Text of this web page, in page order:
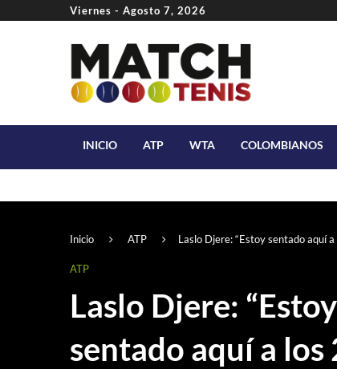
Viernes - Agosto 7, 2026
INICIO ATP WTA COLOMBIANOS
Inicio ATP Laslo Djere: “Estoy sentado aquí
ATP
Laslo Djere: “Estoy
sentado aquí a los